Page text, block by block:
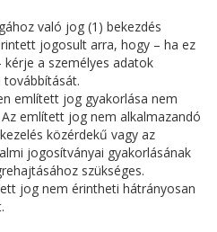
való jog (1) bekezdés
jogosult arra, hogy – ha ez
a személyes adatok
említett jog gyakorlása nem
említett jog nem alkalmazandó
közérdekű vagy az
jogosítványai gyakorlásának
szükséges.
jog nem érintheti hátrányosan